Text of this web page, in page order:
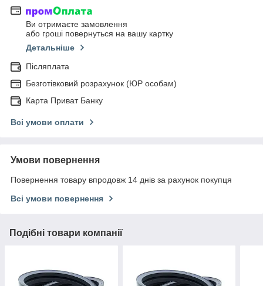
Ви отримаєте замовлення
або гроші повернуться на вашу картку
Детальніше
Післяплата
Безготівковий розрахунок (ЮР особам)
Карта Приват Банку
Всі умови оплати
Умови повернення
Повернення товару впродовж 14 днів за рахунок покупця
Всі умови повернення
Подібні товари компанії